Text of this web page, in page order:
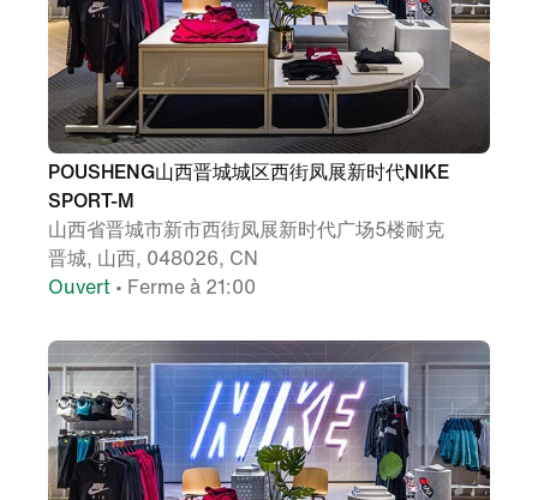
POUSHENG山西晋城城区西街凤展新时代NIKE
SPORT-M
山西省晋城市新市西街凤展新时代广场5楼耐克
晋城, 山西, 048026, CN
Ouvert • Ferme à 21:00